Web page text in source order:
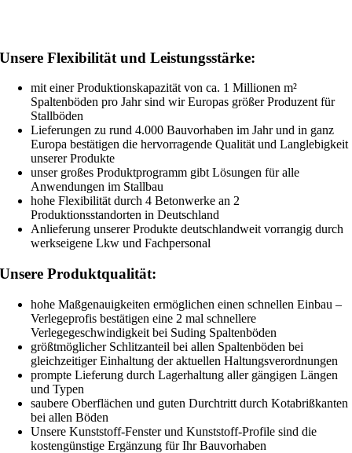
Unsere Flexibilität und Leistungsstärke:
mit einer Produktionskapazität von ca. 1 Millionen m²
Spaltenböden pro Jahr sind wir Europas größer Produzent für
Stallböden
Lieferungen zu rund 4.000 Bauvorhaben im Jahr und in ganz
Europa bestätigen die hervorragende Qualität und Langlebigkeit
unserer Produkte
unser großes Produktprogramm gibt Lösungen für alle
Anwendungen im Stallbau
hohe Flexibilität durch 4 Betonwerke an 2
Produktionsstandorten in Deutschland
Anlieferung unserer Produkte deutschlandweit vorrangig durch
werkseigene Lkw und Fachpersonal
Unsere Produktqualität:
hohe Maßgenauigkeiten ermöglichen einen schnellen Einbau –
Verlegeprofis bestätigen eine 2 mal schnellere
Verlegegeschwindigkeit bei Suding Spaltenböden
größtmöglicher Schlitzanteil bei allen Spaltenböden bei
gleichzeitiger Einhaltung der aktuellen Haltungsverordnungen
prompte Lieferung durch Lagerhaltung aller gängigen Längen
und Typen
saubere Oberflächen und guten Durchtritt durch Kotabrißkanten
bei allen Böden
Unsere Kunststoff-Fenster und Kunststoff-Profile sind die
kostengünstige Ergänzung für Ihr Bauvorhaben